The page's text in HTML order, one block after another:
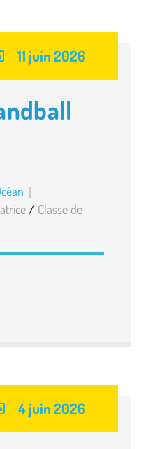
11 juin 2026
/ Classe de
4 juin 2026